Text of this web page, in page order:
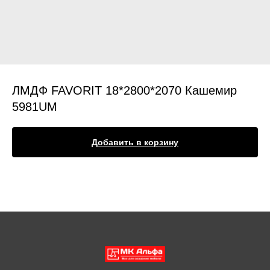
ЛМДФ FAVORIT 18*2800*2070 Кашемир
5981UM
Добавить в корзину